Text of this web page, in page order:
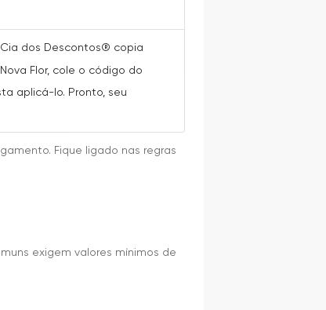
dos Descontos® copia
Flor, cole o código do
aplicá-lo. Pronto, seu
Fique ligado nas regras
exigem valores mínimos de